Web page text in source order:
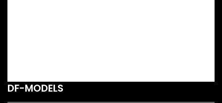
DF-MODELS